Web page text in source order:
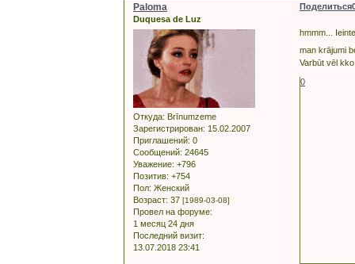
Поделиться
Paloma
Duquesa de Luz
Откуда: Brīnumzeme
Зарегистрирован: 15.02.2007
Приглашений: 0
Сообщений: 24645
Уважение: +796
Позитив: +754
Пол: Женский
Возраст: 37 [1989-03-08]
Провел на форуме:
1 месяц 24 дня
Последний визит:
13.07.2018 23:41
hmmm...
man krājumi
Varbūt vēl
0